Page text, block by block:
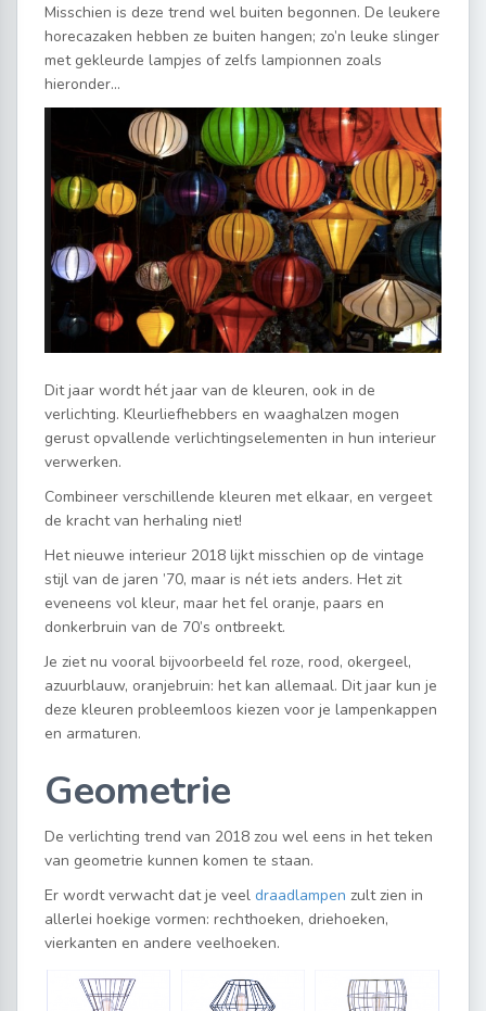
Misschien is deze trend wel buiten begonnen. De leukere
horecazaken hebben ze buiten hangen; zo’n leuke slinger
met gekleurde lampjes of zelfs lampionnen zoals
hieronder…
Dit jaar wordt hét jaar van de kleuren, ook in de
verlichting. Kleurliefhebbers en waaghalzen mogen
gerust opvallende verlichtingselementen in hun interieur
verwerken.
Combineer verschillende kleuren met elkaar, en vergeet
de kracht van herhaling niet!
Het nieuwe interieur 2018 lijkt misschien op de vintage
stijl van de jaren ’70, maar is nét iets anders. Het zit
eveneens vol kleur, maar het fel oranje, paars en
donkerbruin van de 70’s ontbreekt.
Je ziet nu vooral bijvoorbeeld fel roze, rood, okergeel,
azuurblauw, oranjebruin: het kan allemaal. Dit jaar kun je
deze kleuren probleemloos kiezen voor je lampenkappen
en armaturen.
Geometrie
De verlichting trend van 2018 zou wel eens in het teken
van geometrie kunnen komen te staan.
Er wordt verwacht dat je veel draadlampen zult zien in
allerlei hoekige vormen: rechthoeken, driehoeken,
vierkanten en andere veelhoeken.